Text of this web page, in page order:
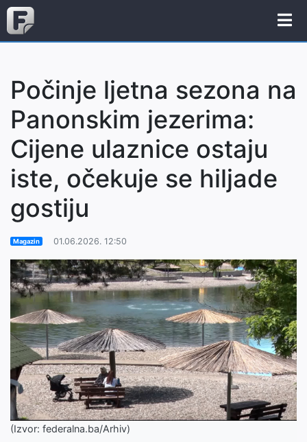
Počinje ljetna sezona na
Panonskim jezerima:
Cijene ulaznice ostaju
iste, očekuje se hiljade
gostiju
Magazin 01.06.2026. 12:50
(Izvor: federalna.ba/Arhiv)